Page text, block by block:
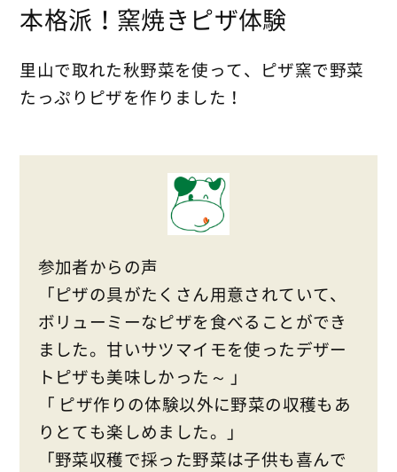
本格派！窯焼きピザ体験
里山で取れた秋野菜を使って、ピザ窯で野菜
たっぷりピザを作りました！
参加者からの声
「ピザの具がたくさん用意されていて、
ボリューミーなピザを食べることができ
ました。甘いサツマイモを使ったデザー
トピザも美味しかった～ 」
「 ピザ作りの体験以外に野菜の収穫もあ
りとても楽しめました。」
「野菜収穫で採った野菜は子供も喜んで